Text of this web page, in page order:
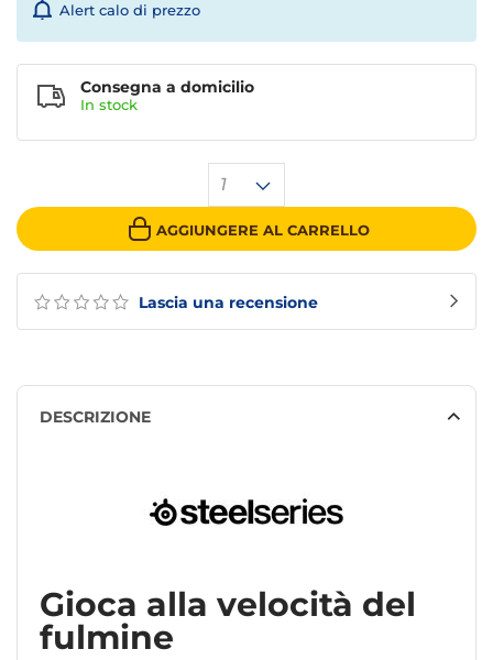
Lascia una recensione
Alert calo di prezzo
1
AGGIUNGERE AL CARRELLO
Consegna a domicilio
In stock
DESCRIZIONE
Gioca alla velocità del
fulmine